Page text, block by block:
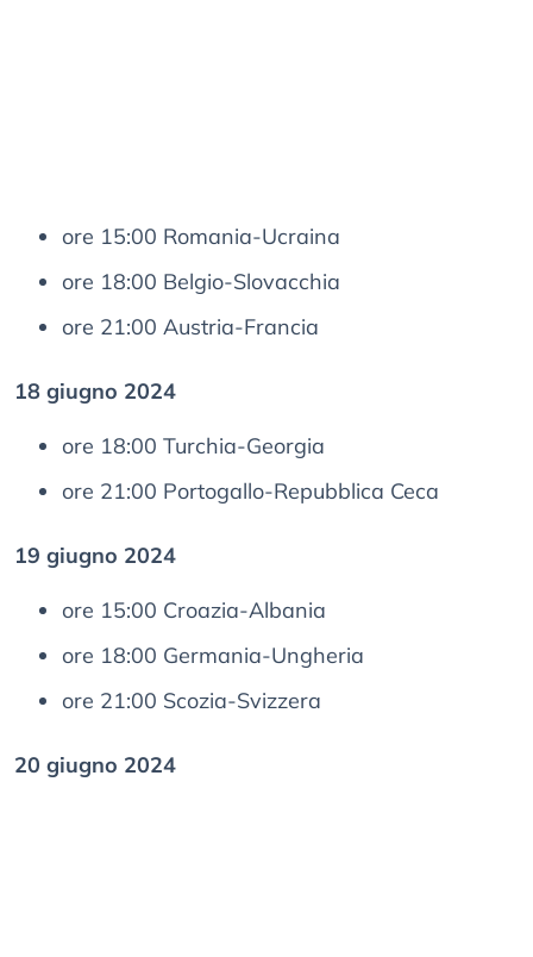
ore 15:00 Romania-Ucraina
ore 18:00 Belgio-Slovacchia
ore 21:00 Austria-Francia
18 giugno 2024
ore 18:00 Turchia-Georgia
ore 21:00 Portogallo-Repubblica Ceca
19 giugno 2024
ore 15:00 Croazia-Albania
ore 18:00 Germania-Ungheria
ore 21:00 Scozia-Svizzera
20 giugno 2024